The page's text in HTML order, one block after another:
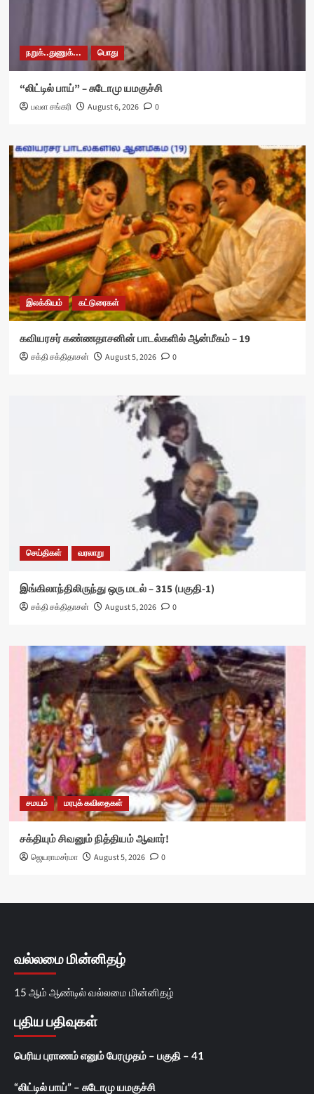
நறுக்..துணுக்... பொது
“லிட்டில் பாய்” – சுடோமு யமகுச்சி
பவள சங்கரி August 6, 2026 0
இலக்கியம் கட்டுரைகள்
கவியரசர் கண்ணதாசனின் பாடல்களில் ஆன்மீகம் – 19
சக்தி சக்திதாசன் August 5, 2026 0
செய்திகள் வரலாறு
இங்கிலாந்திலிருந்து ஒரு மடல் – 315 (பகுதி-1)
சக்தி சக்திதாசன் August 5, 2026 0
சமயம் மரபுக் கவிதைகள்
சக்தியும் சிவனும் நித்தியம் ஆவார்!
ஜெயராமசர்மா August 5, 2026 0
வல்லமை மின்னிதழ்
15 ஆம் ஆண்டில் வல்லமை மின்னிதழ்
புதிய பதிவுகள்
பெரிய புராணம் எனும் பேரமுதம் – பகுதி – 41
“லிட்டில் பாய்” – சுடோமு யமகுச்சி